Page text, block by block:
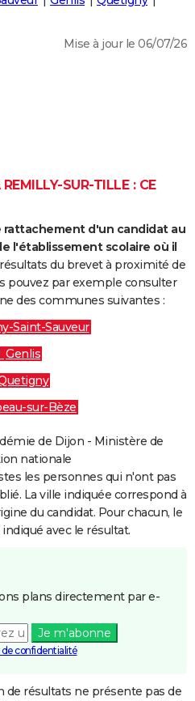
Mise à jour le 06/07/26
SUR-TILLE : CE
rattachement d'un candidat au
l'établissement scolaire où il
du brevet à proximité de
pouvez par exemple consulter
des communes suivantes :
Saint-Sauveur
Genlis
sur-Bèze
de Dijon - Ministère de
nationale
les personnes qui n'ont pas
La ville indiquée correspond à
du candidat. Pour chacun, le
avec le résultat.
plans directement par e-
Je m'abonne
confidentialité
de résultats ne présente pas de